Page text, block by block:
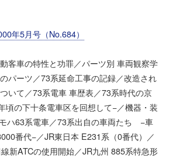
年5月号（No.684）
客車の特性と功罪／パーツ別 車両観察学
パーツ／73系延命工事の記録／改造され
いて／73系電車 車歴表／73系時代の京
の下十条電車区を回想して−／機器・装
ハ63系電車／73系出自の車両たち −車
番代−／JR東日本 E231系（0番代）／
新ATCの使用開始／JR九州 885系特急形